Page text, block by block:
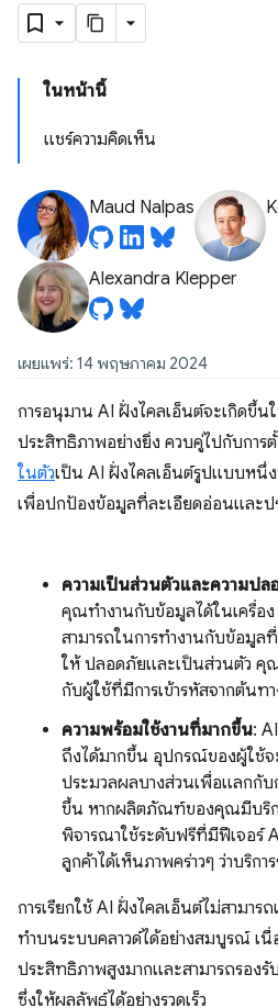
ในหน้านี้
แชร์ความคิดเห็น
Maud Nalpas
Alexandra Klepper
เผยแพร่: 14 พฤษภาคม 2024
การอนุมาน AI ฝั่งไคลเอ็นต์จะเกิดขึ้
ประสิทธิภาพอย่างยิ่ง ควบคู่ไปกับการ
ในตัวเป็น AI ฝั่งไคลเอ็นต์รูปแบบหนึ่ง
เพื่อปกป้องข้อมูลที่ละเอียดอ่อนและป
ความเป็นส่วนตัวและความปล
คุณทำงานกับข้อมูลได้ในเครื่อง
สามารถในการทำงานกับข้อมู
ให้ ปลอดภัยและเป็นส่วนตัว คุ
กับผู้ใช้ที่มีการเข้ารหัสจากต้นท
ความพร้อมใช้งานที่มากขึ้น:
ถึงได้มากขึ้น อุปกรณ์ของผู้ใช้จ
ประมวลผลบางส่วนเพื่อแลกกับ
ขึ้น หากผลิตภัณฑ์ของคุณมีบริก
พิจารณาใช้ระดับฟรีที่มีฟีเจอร์
ลูกค้าได้เห็นภาพคร่าวๆ ว่าบริก
การเรียกใช้ AI ฝั่งไคลเอ็นต์ไม่สาม
ทำบนระบบคลาวด์ได้อย่างสมบูรณ์ เนื่
ประสิทธิภาพสูงมากและสามารถรอง
ซึ่งให้ผลลัพธ์ได้อย่างรวดเร็ว